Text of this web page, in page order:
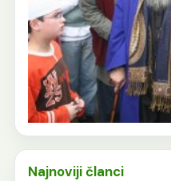
Najnoviji članci